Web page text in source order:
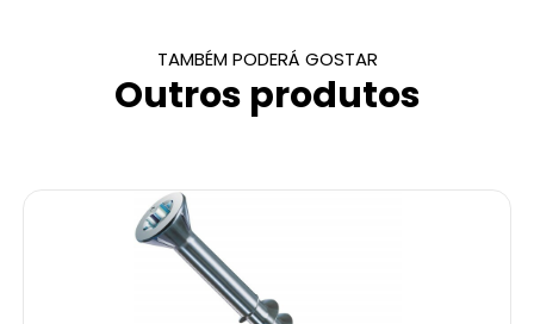
TAMBÉM PODERÁ GOSTAR
Outros produtos